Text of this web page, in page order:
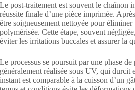
Le post-traitement est souvent le chaînon
réussite finale d’une pièce imprimée.
être soigneusement nettoyée pour éliminer
polymérisée. Cette étape, souvent
éviter les irritations buccales et assurer la
Le processus se poursuit par une phase
généralement réalisée sous UV, qui durcit
instant est comparable à la cuisson d’un